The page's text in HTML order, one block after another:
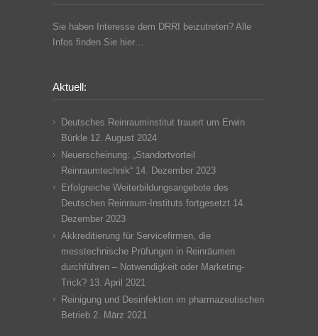
Sie haben Interesse dem DRRI beizutreten? Alle
Infos finden Sie hier…
Aktuell:
Deutsches Reinrauminstitut trauert um Erwin
Bürkle 12. August 2024
Neuerscheinung: „Standortvorteil
Reinraumtechnik“ 14. Dezember 2023
Erfolgreiche Weiterbildungsangebote des
Deutschen Reinraum-Instituts fortgesetzt 14.
Dezember 2023
Akkreditierung für Servicefirmen, die
messtechnische Prüfungen in Reinräumen
durchführen – Notwendigkeit oder Marketing-
Trick? 13. April 2021
Reinigung und Desinfektion im pharmazeutischen
Betrieb 2. März 2021